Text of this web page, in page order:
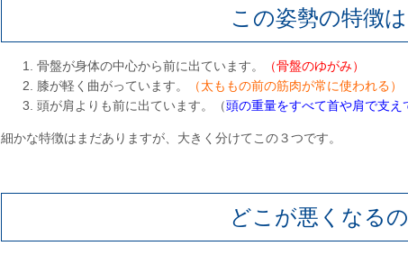
この姿勢の特徴
骨盤が身体の中心から前に出ています。
（骨盤のゆがみ）
膝が軽く曲がっています。
（太ももの前の筋肉が常に使われる）
頭が肩よりも前に出ています。（頭の重量をすべて首や肩で支え
細かな特徴はまだありますが、大きく分けてこの３つです。
どこが悪くなる